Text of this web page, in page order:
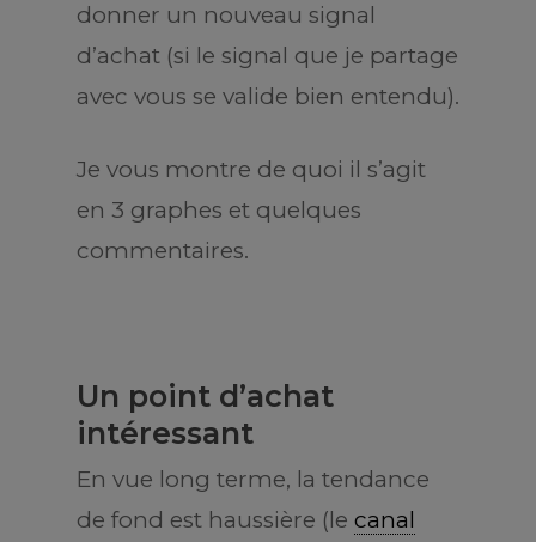
donner un nouveau signal
d’achat (si le signal que je partage
avec vous se valide bien entendu).
Je vous montre de quoi il s’agit
en 3 graphes et quelques
commentaires.
Un point d’achat
intéressant
En vue long terme, la tendance
de fond est haussière (le canal